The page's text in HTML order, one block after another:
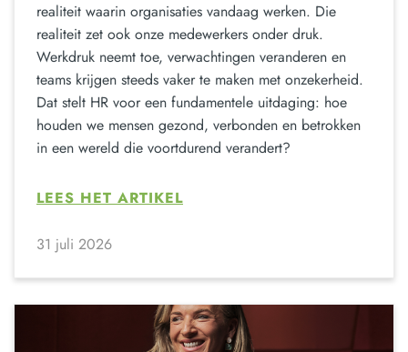
realiteit waarin organisaties vandaag werken. Die
realiteit zet ook onze medewerkers onder druk.
Werkdruk neemt toe, verwachtingen veranderen en
teams krijgen steeds vaker te maken met onzekerheid.
Dat stelt HR voor een fundamentele uitdaging: hoe
houden we mensen gezond, verbonden en betrokken
in een wereld die voortdurend verandert?
LEES HET ARTIKEL
31 juli 2026